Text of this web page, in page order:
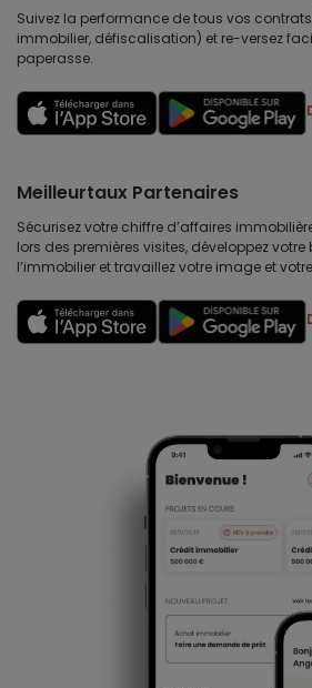
Suivez la performance de tous vos
immobilier, défiscalisation) et re-versez
paperasse.
Meilleurtaux Partenaires
Sécurisez votre chiffre d’affaires
lors des premières visites, développez
l’immobilier et travaillez votre image et